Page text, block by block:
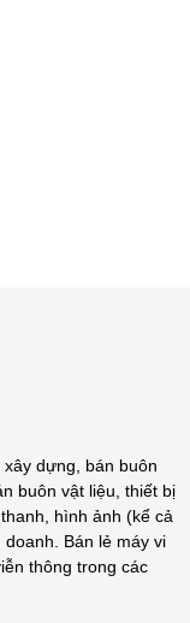
dựng, bán buôn
buôn vật liệu, thiết bị
hình ảnh (kể cả
Bán lẻ máy vi
thông trong các